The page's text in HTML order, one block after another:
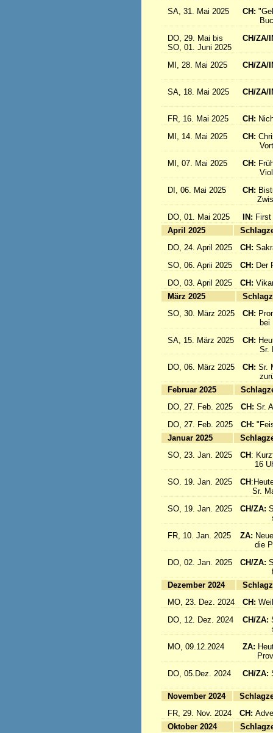
SA, 31. Mai 2025
CH:
DO, 29. Mai bis
SO, 01. Juni 2025
CH/ZA/
MI, 28. Mai 2025
CH/ZA/
SA, 18. Mai 2025
CH/ZA/
FR, 16. Mai 2025
CH:
MI, 14. Mai 2025
CH:
MI, 07. Mai 2025
CH:
DI, 06. Mai 2025
CH:
DO, 01. Mai 2025
IN:
April 2025
DO, 24. April 2025
CH:
SO, 06. Aprii 2025
CH: Der
DO, 03. April 2025
CH:
März 2025
SO, 30. März 2025
CH:
bei
SA, 15. März 2025
CH:
Sr.
DO, 06. März 2025
CH: Sr.
Februar 2025
DO, 27. Feb. 2025
CH: Sr.
DO, 27. Feb. 2025
CH:
Januar 2025
SO, 23. Jan. 2025
CH :
16
SO. 19. Jan. 2025
CH
Sr.
SO, 19. Jan. 2025
CH/ZA:
sind
FR, 10. Jan. 2025
ZA:
die
DO, 02. Jan. 2025
CH/ZA:
Dezember 2024
MO, 23. Dez. 2024
CH:
DO, 12. Dez. 2024
CH/ZA:
MO, 09.12.2024
ZA:
DO, 05.Dez. 2024
CH/ZA:
November 2024
FR, 29. Nov. 2024
CH:
Oktober 2024